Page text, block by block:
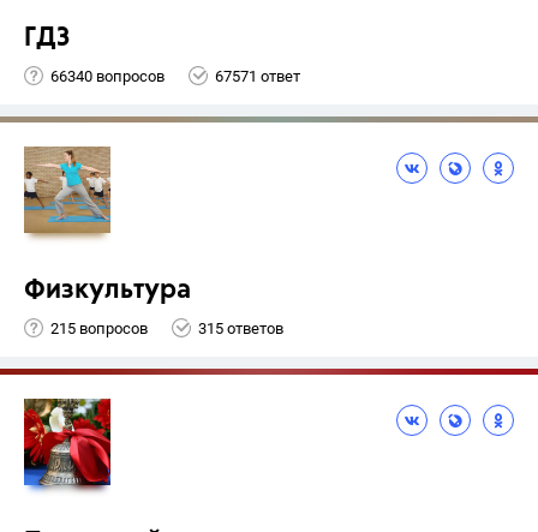
ГДЗ
66340 вопросов 67571 ответ
Физкультура
215 вопросов 315 ответов